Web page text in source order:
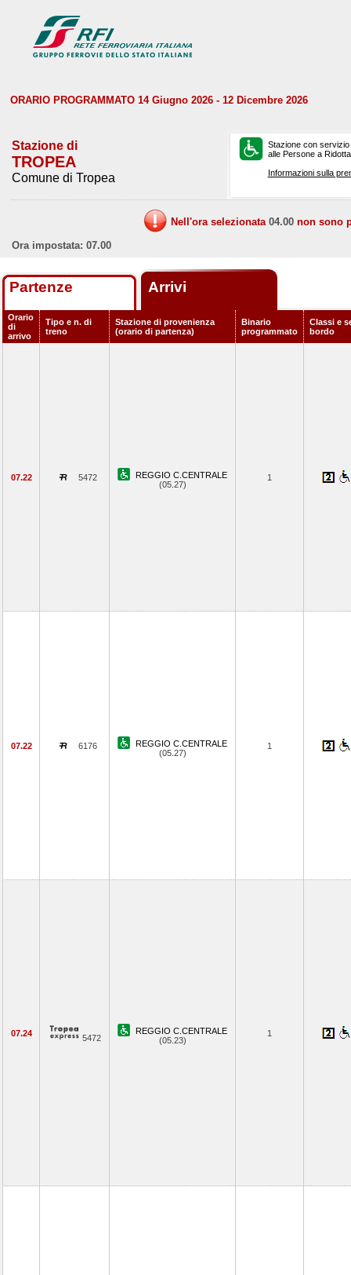
ORARIO PROGRAMMATO 14 Giugno 2026 - 12 Dicembre 2026
Stazione di
TROPEA
Comune di Tropea
Stazione con
alle Persone a
Informazioni sulla
Nell'ora selezionata 04.00 non sono
Ora impostata: 07.00
Partenze Arrivi
Orario
di
arrivo
Tipo e n. di
treno
Stazione di provenienza
(orario di partenza)
Binario
programmato
Classi e
bordo
07.22 5472
REGGIO C.CENTRALE
(05.27)
1
07.22 6176
REGGIO C.CENTRALE
(05.27)
1
07.24 5472
REGGIO C.CENTRALE
(05.23)
1